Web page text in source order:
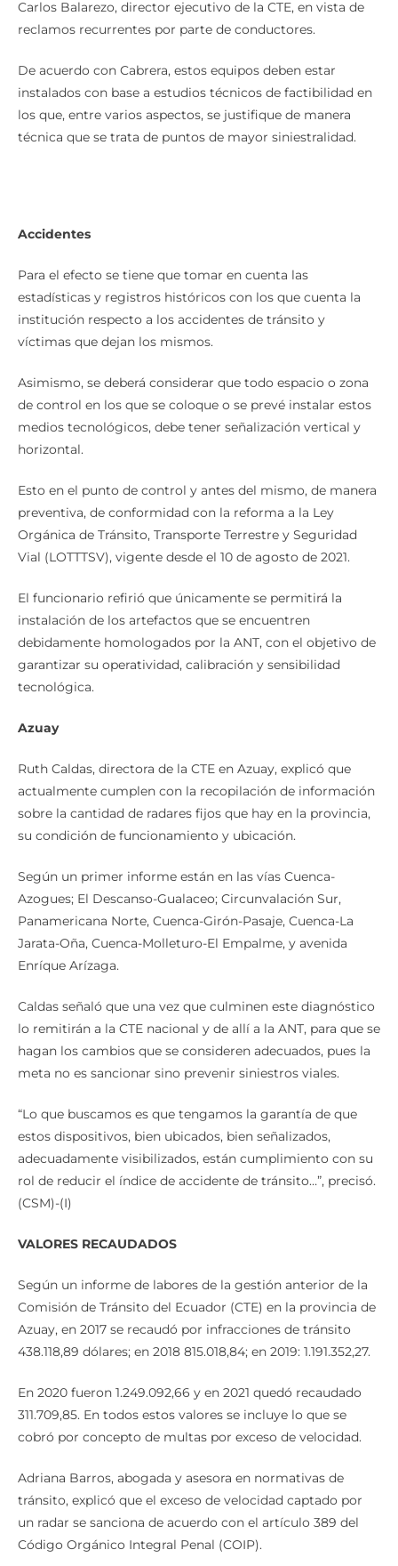
Carlos Balarezo, director ejecutivo de la CTE, en vista de
reclamos recurrentes por parte de conductores.
De acuerdo con Cabrera, estos equipos deben estar
instalados con base a estudios técnicos de factibilidad en
los que, entre varios aspectos, se justifique de manera
técnica que se trata de puntos de mayor siniestralidad.
Accidentes
Para el efecto se tiene que tomar en cuenta las
estadísticas y registros históricos con los que cuenta la
institución respecto a los accidentes de tránsito y
víctimas que dejan los mismos.
Asimismo, se deberá considerar que todo espacio o zona
de control en los que se coloque o se prevé instalar estos
medios tecnológicos, debe tener señalización vertical y
horizontal.
Esto en el punto de control y antes del mismo, de manera
preventiva, de conformidad con la reforma a la Ley
Orgánica de Tránsito, Transporte Terrestre y Seguridad
Vial (LOTTTSV), vigente desde el 10 de agosto de 2021.
El funcionario refirió que únicamente se permitirá la
instalación de los artefactos que se encuentren
debidamente homologados por la ANT, con el objetivo de
garantizar su operatividad, calibración y sensibilidad
tecnológica.
Azuay
Ruth Caldas, directora de la CTE en Azuay, explicó que
actualmente cumplen con la recopilación de información
sobre la cantidad de radares fijos que hay en la provincia,
su condición de funcionamiento y ubicación.
Según un primer informe están en las vías Cuenca-
Azogues; El Descanso-Gualaceo; Circunvalación Sur,
Panamericana Norte, Cuenca-Girón-Pasaje, Cuenca-La
Jarata-Oña, Cuenca-Molleturo-El Empalme, y avenida
Enríque Arízaga.
Caldas señaló que una vez que culminen este diagnóstico
lo remitirán a la CTE nacional y de allí a la ANT, para que se
hagan los cambios que se consideren adecuados, pues la
meta no es sancionar sino prevenir siniestros viales.
“Lo que buscamos es que tengamos la garantía de que
estos dispositivos, bien ubicados, bien señalizados,
adecuadamente visibilizados, están cumplimiento con su
rol de reducir el índice de accidente de tránsito…”, precisó.
(CSM)-(I)
VALORES RECAUDADOS
Según un informe de labores de la gestión anterior de la
Comisión de Tránsito del Ecuador (CTE) en la provincia de
Azuay, en 2017 se recaudó por infracciones de tránsito
438.118,89 dólares; en 2018 815.018,84; en 2019: 1.191.352,27.
En 2020 fueron 1.249.092,66 y en 2021 quedó recaudado
311.709,85. En todos estos valores se incluye lo que se
cobró por concepto de multas por exceso de velocidad.
Adriana Barros, abogada y asesora en normativas de
tránsito, explicó que el exceso de velocidad captado por
un radar se sanciona de acuerdo con el artículo 389 del
Código Orgánico Integral Penal (COIP).